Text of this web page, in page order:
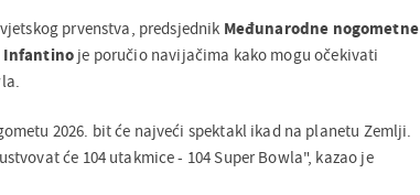
prvenstva, predsjednik Međunarodne nogometne
Infantino je poručio navijačima kako mogu očekivati
2026. bit će najveći spektakl ikad na planetu Zemlji.
će 104 utakmice - 104 Super Bowla", kazao je